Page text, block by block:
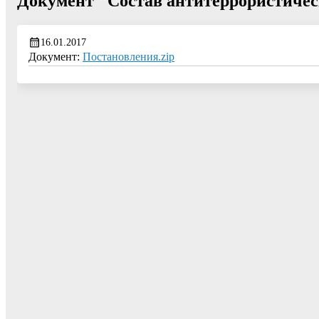
16.01.2017
Документ: Постановления.zip